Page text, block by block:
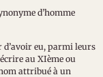
d’homme
d’avoir eu, parmi leurs
au XIème ou
attribué à un